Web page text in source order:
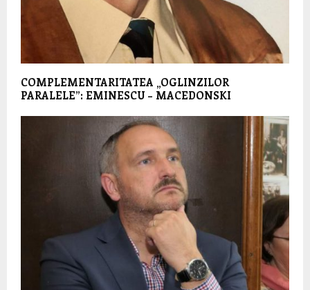
COMPLEMENTARITATEA „OGLINZILOR
PARALELE”: EMINESCU – MACEDONSKI